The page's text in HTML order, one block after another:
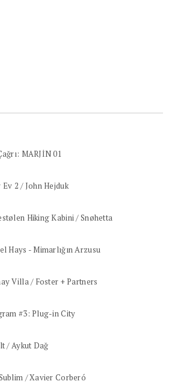
MARJİN 01
2 / John Hejduk
Hiking Kabini / Snøhetta
Hays - Mimarlığın Arzusu
Villa / Foster + Partners
#3: Plug-in City
/ Aykut Dağ
/ Xavier Corberó